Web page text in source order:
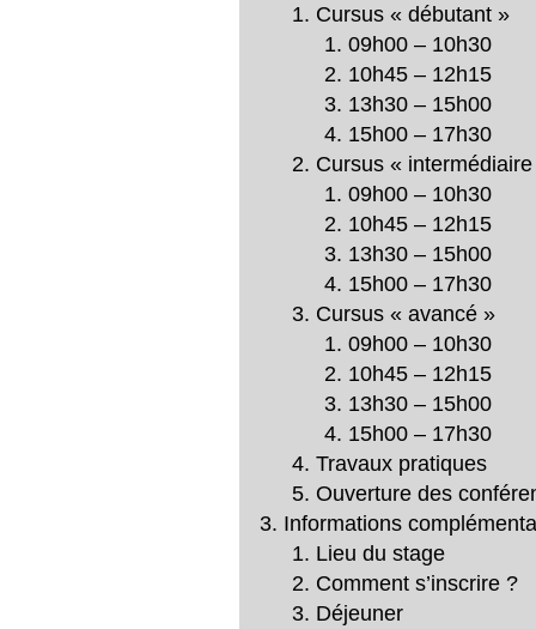
Cursus « débutant »
09h00 – 10h30
10h45 – 12h15
13h30 – 15h00
15h00 – 17h30
Cursus «
09h00 – 10h30
10h45 – 12h15
13h30 – 15h00
15h00 – 17h30
Cursus « avancé »
09h00 – 10h30
10h45 – 12h15
13h30 – 15h00
15h00 – 17h30
Travaux pratiques
Ouverture des
Informations
Lieu du stage
Comment s’inscrire ?
Déjeuner